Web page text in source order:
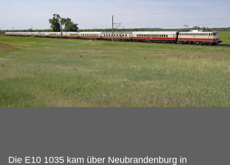
Die E10 1035 kam über Neubrandenburg in